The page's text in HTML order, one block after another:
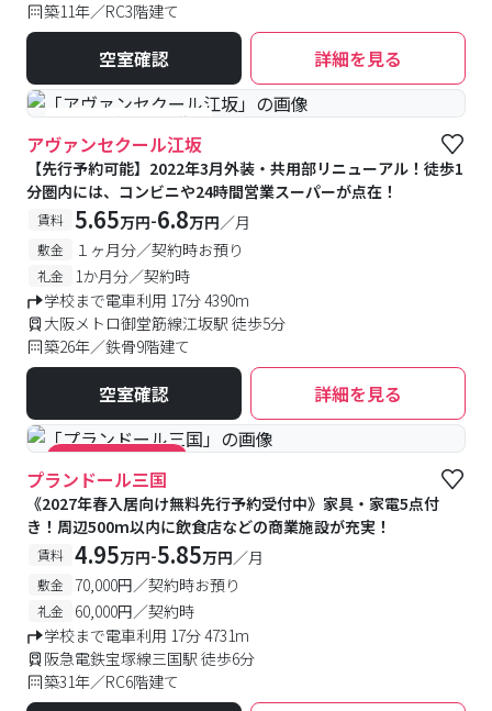
築11年／RC3階建て
空室確認 詳細を見る
#予約受付中 #空室待ち
アヴァンセクール江坂
【先行予約可能】2022年3月外装・共用部リニューアル！徒歩1
分圏内には、コンビニや24時間営業スーパーが点在！
賃料 5.65万円-6.8万円／月
敷金 １ヶ月分／契約時お預り
礼金
1か月分／契約時
学校まで電車利用 17分 4390m
大阪メトロ御堂筋線江坂駅 徒歩5分
築26年／鉄骨9階建て
空室確認 詳細を見る
#キャンペーン実施中
プランドール三国
《2027年春入居向け無料先行予約受付中》家具・家電5点付
き！周辺500m以内に飲食店などの商業施設が充実！
賃料 4.95万円-5.85万円／月
敷金 70,000円／契約時お預り
礼金
60,000円／契約時
学校まで電車利用 17分 4731m
阪急電鉄宝塚線三国駅 徒歩6分
築31年／RC6階建て